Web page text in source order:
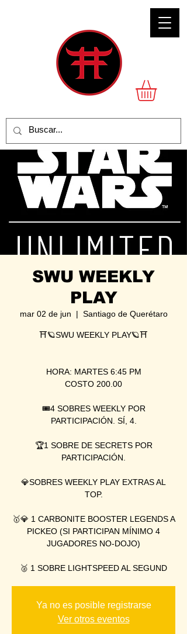
SWU WEEKLY
PLAY
mar 02 de jun
  |
Santiago de Querétaro
⛩🪐SWU WEEKLY PLAY🪐⛩
HORA: MARTES 6:45 PM
COSTO 200.00
🎟4 SOBRES WEEKLY POR
PARTICIPACIÓN. SÍ, 4.
🏆1 SOBRE DE SECRETS POR
PARTICIPACIÓN.
💎SOBRES WEEKLY PLAY EXTRAS AL
TOP.
🥇💎 1 CARBONITE BOOSTER LEGENDS A
PICKEO (SI PARTICIPAN MÍNIMO 4
JUGADORES NO-DOJO)
🥈 1 SOBRE LIGHTSPEED AL SEGUND
Ya no es posible registrarse
Ver otros eventos